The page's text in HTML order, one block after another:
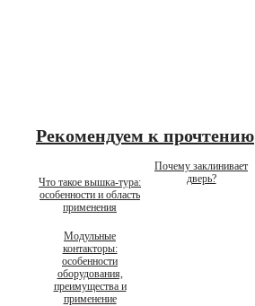
Рекомендуем к прочтению
Что такое вышка-тура:
особенности и область
применения
Почему заклинивает
дверь?
Модульные
контакторы:
особенности
оборудования,
преимущества и
применение